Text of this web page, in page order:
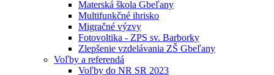
Materská škola Gbeľany
Multifunkčné ihrisko
Migračné výzvy
Fotovoltika - ZPS sv. Barborky
Zlepšenie vzdelávania ZŠ Gbeľany
Voľby a referendá
Voľby do NR SR 2023